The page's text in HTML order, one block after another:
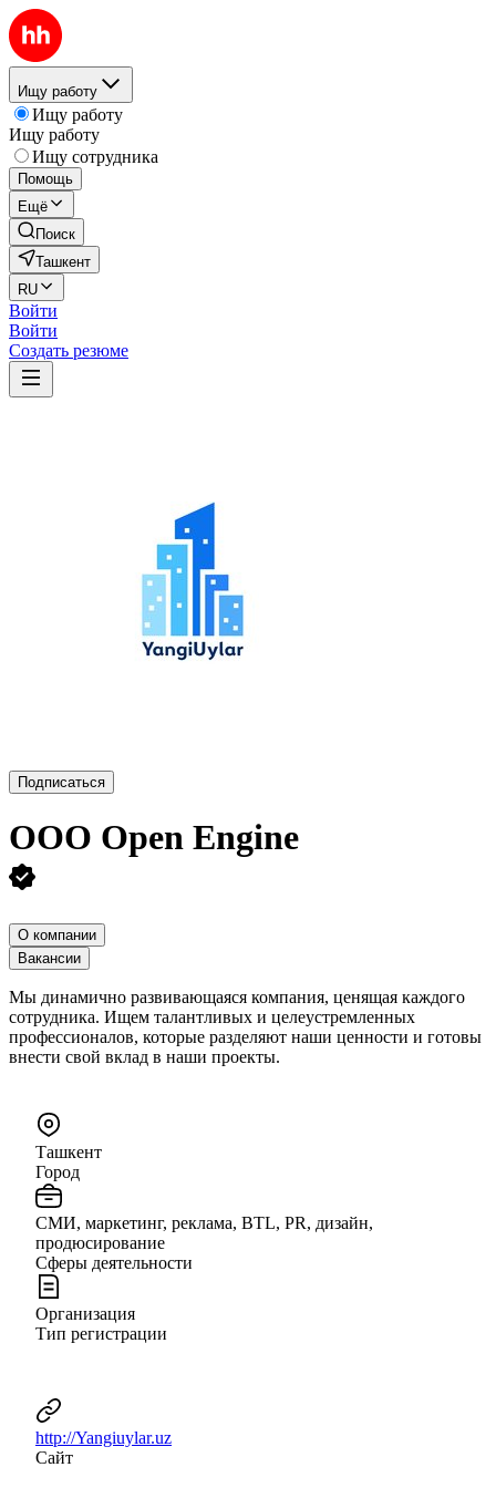
Ищу работу
Ищу работу
Ищу работу
Ищу сотрудника
Помощь
Ещё
Поиск
Ташкент
RU
Войти
Войти
Создать резюме
Подписаться
ООО Open Engine
О компании
Вакансии
Мы динамично развивающаяся компания, ценящая каждого
сотрудника. Ищем талантливых и целеустремленных
профессионалов, которые разделяют наши ценности и готовы
внести свой вклад в наши проекты.
Ташкент
Город
СМИ, маркетинг, реклама, BTL, PR, дизайн,
продюсирование
Сферы деятельности
Организация
Тип регистрации
http://Yangiuylar.uz
Сайт